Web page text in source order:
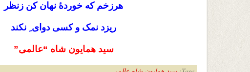
هرزخم که خوردۀ نهان کن زنظر
ریزد نمک و کسی دوای ِ نکند
سید همایون شاه “عالمی”